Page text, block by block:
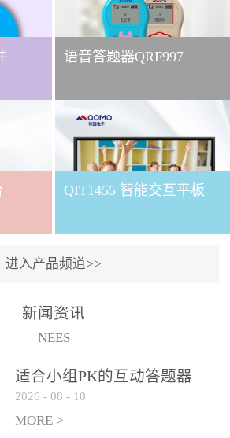
堂互
学效
，
课都充
析，
重新
入
师
语音答题器QRF997
QIT1455 智能交互平板
进入产品频道>>
新闻资讯
NEES
适合小组PK的互动答题器
2026 - 08 - 10
MORE >